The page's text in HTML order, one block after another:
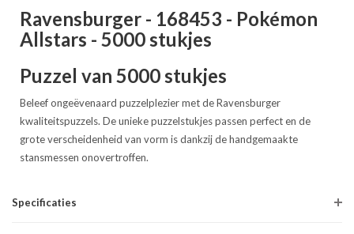
Ravensburger - 168453 - Pokémon
Allstars - 5000 stukjes
Puzzel van 5000 stukjes
Beleef ongeëvenaard puzzelplezier met de Ravensburger
kwaliteitspuzzels. De unieke puzzelstukjes passen perfect en de
grote verscheidenheid van vorm is dankzij de handgemaakte
stansmessen onovertroffen.
Specificaties